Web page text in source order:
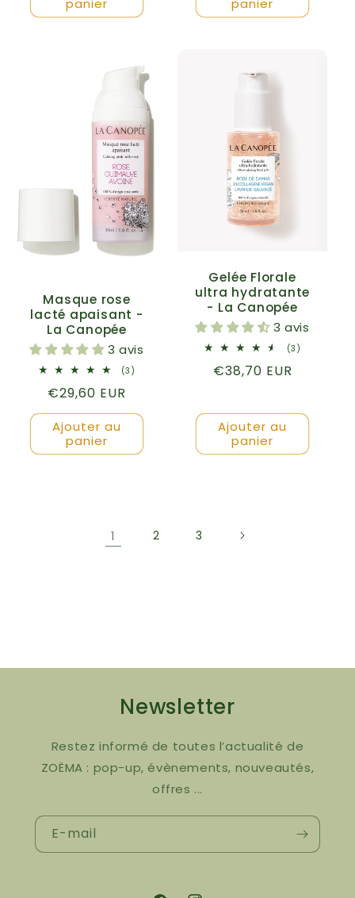
Masque rose
lacté apaisant -
La Canopée
3 avis
(3)
Prix
habituel
€29,60 EUR
Ajouter au
panier
Gelée Florale
ultra hydratante
- La Canopée
3 avis
(3)
Prix
€38,70 EUR
Ajouter au
panier
1 2 3
Newsletter
Restez informé de toutes l’actualité de
ZOËMA : pop-up, évènements, nouveautés,
offres ...
E-mail